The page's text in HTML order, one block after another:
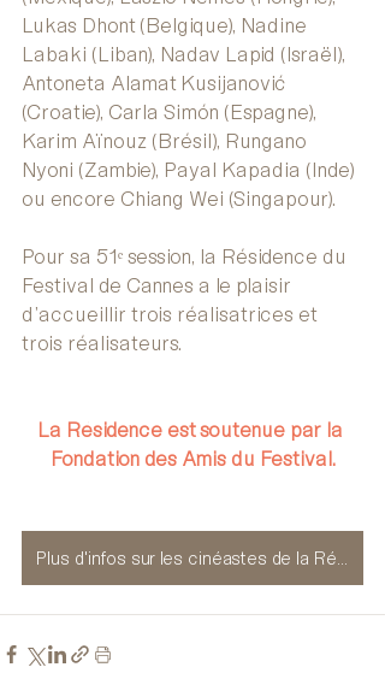
Lukas Dhont (Belgique), Nadine
Labaki (Liban), Nadav Lapid (Israël),
Antoneta Alamat Kusijanović
(Croatie), Carla Simón (Espagne),
Karim Aïnouz (Brésil), Rungano
Nyoni (Zambie), Payal Kapadia (Inde)
ou encore Chiang Wei (Singapour).
Pour sa 51ᵉ session, la Résidence du
Festival de Cannes a le plaisir
d’accueillir trois réalisatrices et
trois réalisateurs.
La Résidence est soutenue par la
Fondation des Amis du Festival.